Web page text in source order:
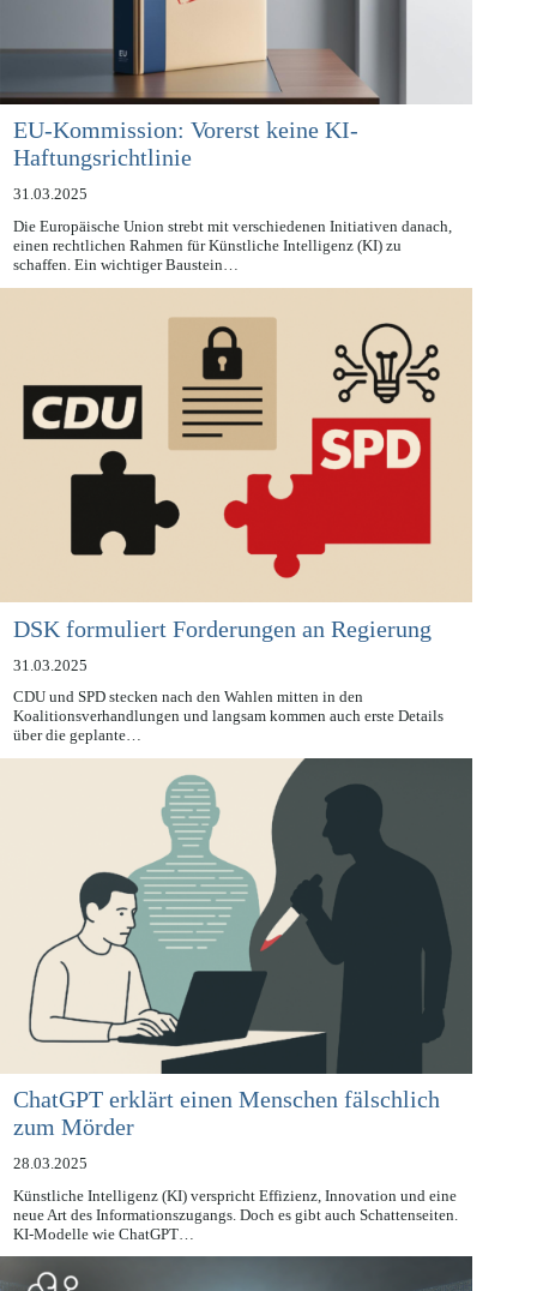
EU-Kommission: Vorerst keine KI-
Haftungsrichtlinie
31.03.2025
Die Europäische Union strebt mit verschiedenen Initiativen danach,
einen rechtlichen Rahmen für Künstliche Intelligenz (KI) zu
schaffen. Ein wichtiger Baustein…
DSK formuliert Forderungen an Regierung
31.03.2025
CDU und SPD stecken nach den Wahlen mitten in den
Koalitionsverhandlungen und langsam kommen auch erste Details
über die geplante…
ChatGPT erklärt einen Menschen fälschlich
zum Mörder
28.03.2025
Künstliche Intelligenz (KI) verspricht Effizienz, Innovation und eine
neue Art des Informationszugangs. Doch es gibt auch Schattenseiten.
KI-Modelle wie ChatGPT…